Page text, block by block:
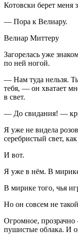
Котовски берет меня
— Пора к Велиару.
Велиар Миттеру
Загорелась уже
по ней ногой.
— Нам туда нельзя.
тебя, — он хватает
в свет.
— До свидания! —
Я уже не видела
серебристый свет,
И вот.
Я уже в нём. В
В мирике того, чья
Но он совсем не
Огромное,
пушистые облака. И